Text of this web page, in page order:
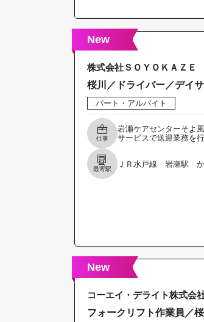
New
株式会社ＳＯＹＯＫＡＺＥ
桜川／ドライバー／デイ
パート・アルバイト
仕事
岩瀬ケアセンターそよ
サービスで送迎業務を
最寄駅
ＪＲ水戸線 岩瀬駅
New
コーエイ・デライト株式
フォークリフト作業員／